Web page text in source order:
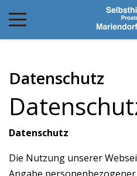
Datenschutz
Datenschutz
Die Nutzung unserer